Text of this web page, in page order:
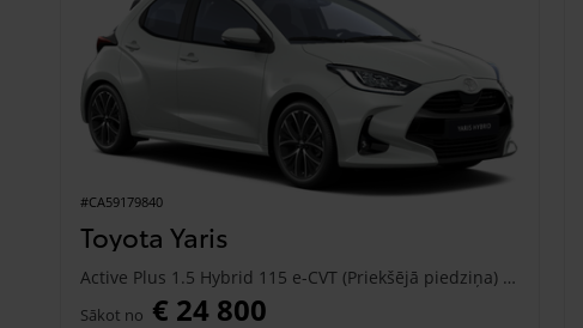
#CA59179840
Toyota Yaris
Active Plus 1.5 Hybrid 115 e-CVT (Priekšējā piedziņa) (68 kW)
Sākot no € 24 800